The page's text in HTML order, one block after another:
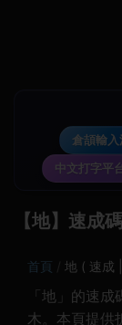
倉頡輸入
中文打字平
【地】速成
首頁 地 ( 速成
「地」的速成
木。本頁提供